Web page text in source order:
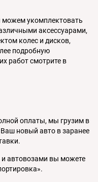
укомплектовать
аксессуарами,
колес и дисков,
подробную
работ смотрите в
оплаты, мы грузим в
новый авто в заранее
автовозами вы можете